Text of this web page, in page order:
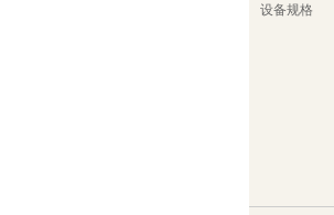
设备规格